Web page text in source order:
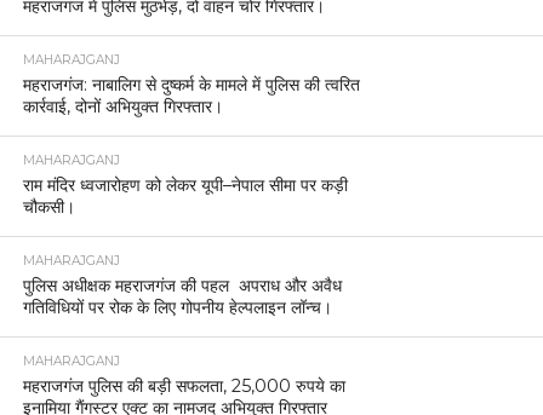
महराजगंज में पुलिस मुठभेड़, दो वाहन चोर गिरफ्तार।
MAHARAJGANJ
महराजगंज: नाबालिग से दुष्कर्म के मामले में पुलिस की त्वरित
कार्रवाई, दोनों अभियुक्त गिरफ्तार।
MAHARAJGANJ
राम मंदिर ध्वजारोहण को लेकर यूपी–नेपाल सीमा पर कड़ी
चौकसी।
MAHARAJGANJ
पुलिस अधीक्षक महराजगंज की पहल अपराध और अवैध
गतिविधियों पर रोक के लिए गोपनीय हेल्पलाइन लॉन्च।
MAHARAJGANJ
महराजगंज पुलिस की बड़ी सफलता, 25,000 रुपये का
इनामिया गैंगस्टर एक्ट का नामजद अभियुक्त गिरफ्तार